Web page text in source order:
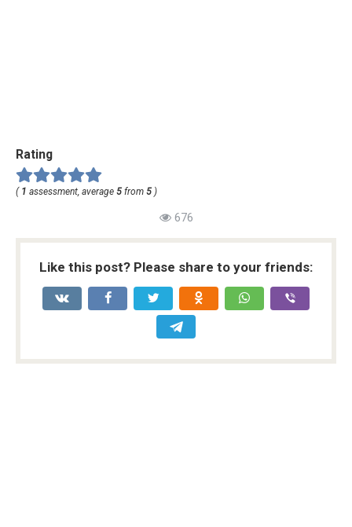
Rating
( 1 assessment, average 5 from 5 )
676
Like this post? Please share to your friends: